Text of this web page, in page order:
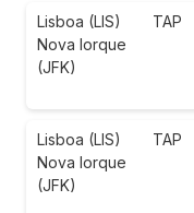
Lisboa (LIS)
Nova Iorque
(JFK)
TAP
Lisboa (LIS)
Nova Iorque
(JFK)
TAP